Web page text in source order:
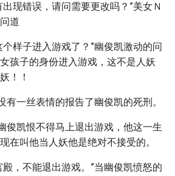
现错误，请问需要更改吗？”美女Ｎ
道
样子进入游戏了？”幽俊凯激动的问
孩子的身份进入游戏，这不是人妖
！！
有一丝表情的报告了幽俊凯的死刑。
俊凯恨不得马上退出游戏，他这一生
在叫他当人妖他是绝对不接受的。
，不能退出游戏。”当幽俊凯愤怒的